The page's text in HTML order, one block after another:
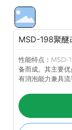
MSD-198聚醚
性能特点：MSD-
备而成。其主要
有消泡能力兼具流